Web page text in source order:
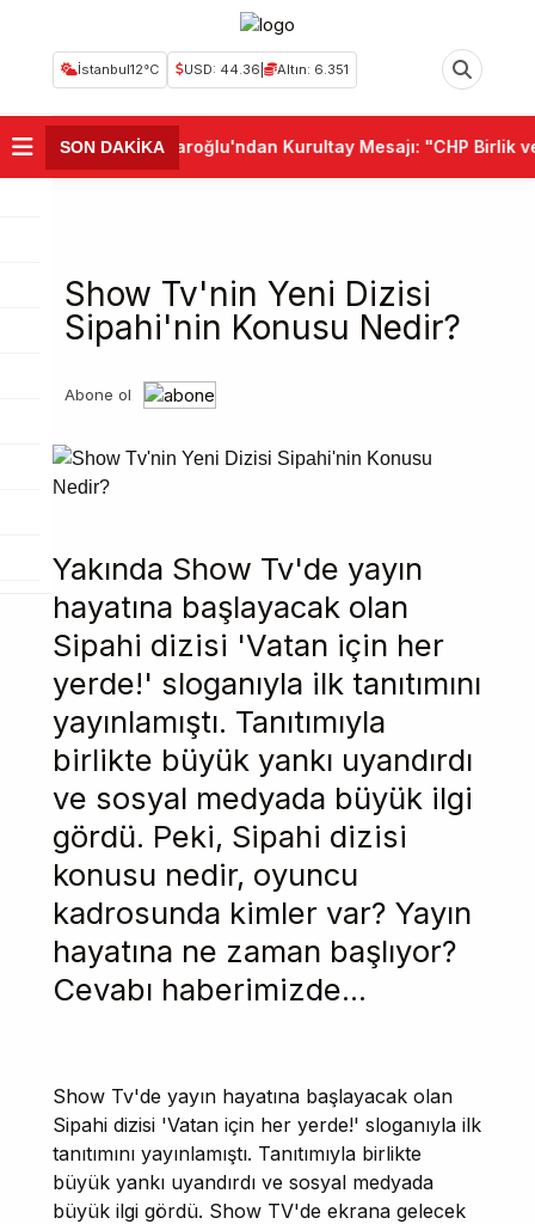
İstanbul12°C USD: 44.36 Altın: 6.351
SON DAKİKA
Kemal Kılıçdaroğlu'ndan Kurultay Mesajı: "CHP Birlik
Show Tv'nin Yeni Dizisi
Sipahi'nin Konusu Nedir?
Abone ol
Yakında Show Tv'de yayın
hayatına başlayacak olan
Sipahi dizisi 'Vatan için her
yerde!' sloganıyla ilk tanıtımını
yayınlamıştı. Tanıtımıyla
birlikte büyük yankı uyandırdı
ve sosyal medyada büyük ilgi
gördü. Peki, Sipahi dizisi
konusu nedir, oyuncu
kadrosunda kimler var? Yayın
hayatına ne zaman başlıyor?
Cevabı haberimizde...
Show Tv'de yayın hayatına başlayacak olan
Sipahi dizisi 'Vatan için her yerde!' sloganıyla ilk
tanıtımını yayınlamıştı. Tanıtımıyla birlikte
büyük yankı uyandırdı ve sosyal medyada
büyük ilgi gördü. Show TV'de ekrana gelecek